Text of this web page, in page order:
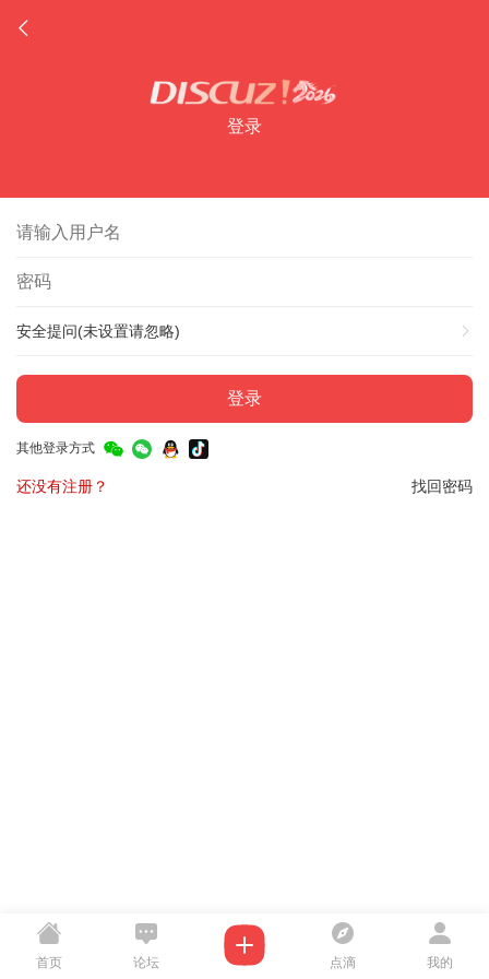
登录
安全提问(未设置请忽略)
登录
其他登录方式
找回密码
还没有注册？
首页 论坛 点滴 我的